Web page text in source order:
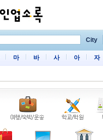
City
마 바 사 아 자